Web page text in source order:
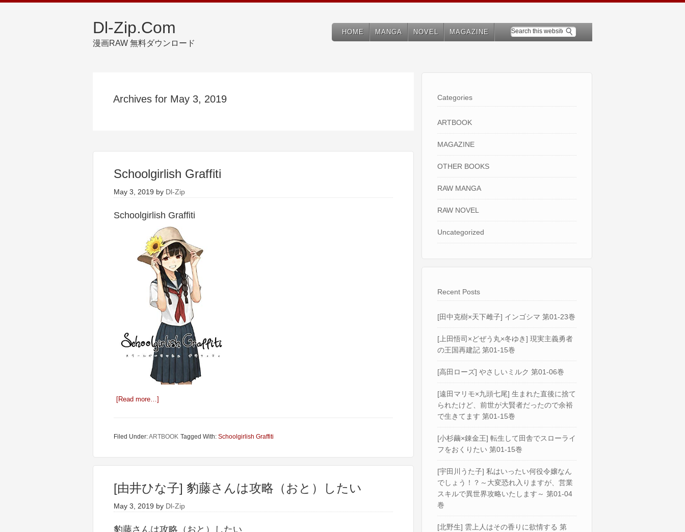
Dl-Zip.Com
漫画RAW 無料ダウンロード
HOME MANGA NOVEL MAGAZINE
Archives for May 3, 2019
Schoolgirlish Graffiti
May 3, 2019 by Dl-Zip
Schoolgirlish Graffiti
[Read more…]
Filed Under:ARTBOOK Tagged With: Schoolgirlish Graffiti
[由井ひな子] 豹藤さんは攻略（おと）したい
May 3, 2019 by Dl-Zip
豹藤さんは攻略（おと）したい
Categories
ARTBOOK
MAGAZINE
OTHER BOOKS
RAW MANGA
RAW NOVEL
Uncategorized
Recent Posts
[田中克樹×天下雌子] インゴシマ 第01-23巻
[上田悟司×どぜう丸×冬ゆき] 現実主義勇者
の王国再建記 第01-15巻
[高田ローズ] やさしいミルク 第01-06巻
[遠田マリモ×九頭七尾] 生まれた直後に捨て
られたけど、前世が大賢者だったので余裕
で生きてます 第01-15巻
[小杉繭×錬金王] 転生して田舎でスローライ
フをおくりたい 第01-15巻
[宇田川うた子] 私はいったい何役令嬢なん
でしょう！？～大変恐れ入りますが、営業
スキルで異世界攻略いたします～ 第01-04
巻
[北野生] 雲上人はその香りに欲情する 第